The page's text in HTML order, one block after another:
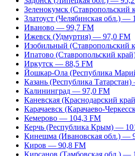
Зеленокумск
Златоуст (Челябинская обл.) —
Иваново — 99,7 FM
Ижевск (Удмуртия) — 97,0 FM
Изобильный (Ставропольский
Ипатово (Ставропольский
Иркутск — 88,5 FM
Йошкар-Ола (Республика
Казань (Республика
Калининград — 97,0 FM
Каневская (Краснодарский
Карачаевск (Карачаево-
Кемерово — 104,3 FM
Керчь (Республика Крым) —
Кинешма (Ивановская обл.) —
Киров — 90,8 FM
Кирсанов (Тамбовская обл.) —